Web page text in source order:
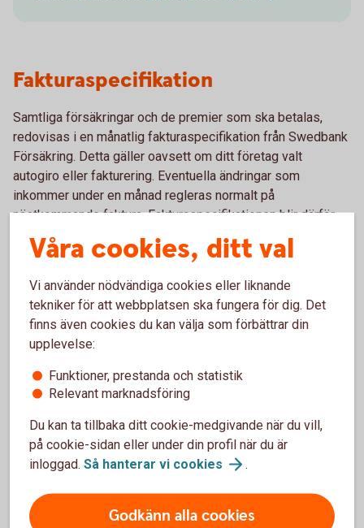
Fakturaspecifikation
Samtliga försäkringar och de premier som ska betalas,
redovisas i en månatlig fakturaspecifikation från Swedbank
Försäkring. Detta gäller oavsett om ditt företag valt
autogiro eller fakturering. Eventuella ändringar som
inkommer under en månad regleras normalt på
nästkommande faktura. Fakturaspecifikationen blir därför
en god hjälp att hålla reda på eventuella förändringar.
Autogiroaviseringen eller kopia på fakturan visas under
internetbanken företag.
Ändring
Vill du byta konto för autogirobetalning, är du välkommen att
antingen ringa oss på telefon
dig. Du är också välkommen att besöka ett av våra kontor.
Hitta dittbankkontor .
Om premierna inte betalas i tid
Våra cookies, ditt val
Vi använder nödvändiga cookies eller liknande
tekniker för att webbplatsen ska fungera för dig. Det
finns även cookies du kan välja som förbättrar din
upplevelse:
Funktioner, prestanda och statistik
Relevant marknadsföring
Du kan ta tillbaka ditt cookie-medgivande när du vill,
på cookie-sidan eller under din profil när du är
inloggad. Så hanterar vi cookies .
Godkänn alla cookies